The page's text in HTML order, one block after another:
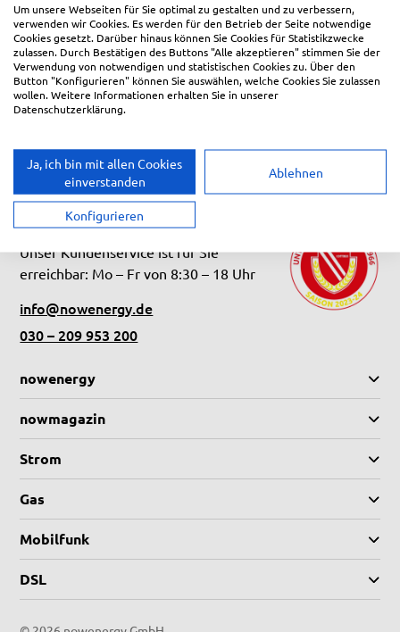
Hilfe & Kontakt
Unser Kundenservice ist für Sie
erreichbar: Mo – Fr von 8:30 – 18 Uhr
info@nowenergy.de
030 – 209 953 200
nowenergy
nowmagazin
Strom
Gas
Mobilfunk
DSL
Um unsere Webseiten für Sie optimal zu gestalten und zu verbessern,
verwenden wir Cookies. Es werden für den Betrieb der Seite notwendige
Cookies gesetzt. Darüber hinaus können Sie Cookies für Statistikzwecke
zulassen. Durch Bestätigen des Buttons "Alle akzeptieren" stimmen Sie der
Verwendung von notwendigen und statistischen Cookies zu. Über den
Button "Konfigurieren" können Sie auswählen, welche Cookies Sie zulassen
wollen. Weitere Informationen erhalten Sie in unserer
Datenschutzerklärung.
Ja, ich bin mit allen Cookies
einverstanden
Ablehnen
Konfigurieren